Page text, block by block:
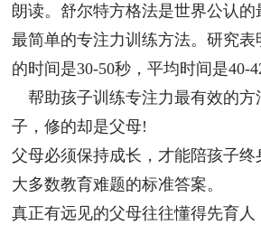
朗读。舒尔特方格法是世界公认的
最简单的专注力训练方法。研究表
的时间是30-50秒，平均时间是40-
帮助孩子训练专注力最有效的
子，修的却是父母!
父母必须保持成长，才能陪孩子终
大多数教育难题的标准答案。
真正有远见的父母往往懂得先育人